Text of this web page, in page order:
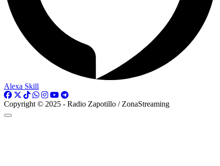
Alexa Skill
Copyright © 2025 - Radio Zapotillo / ZonaStreaming